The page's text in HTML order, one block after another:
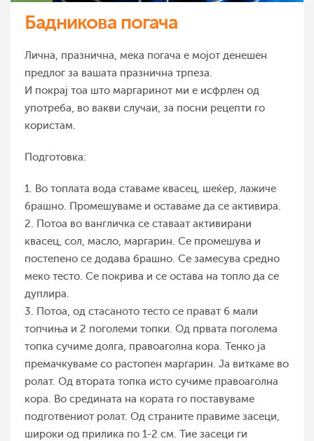
Бадникова погача
Лична, празнична, мека погача е мојот денешен
предлог за вашата празнична трпеза.
И покрај тоа што маргаринот ми е исфрлен од
употреба, во вакви случаи, за посни рецепти го
користам.
Подготовка:
1. Во топлата вода ставаме квасец, шеќер, лажиче
брашно. Промешуваме и оставаме да се активира.
2. Потоа во вангличка се ставаат активирани
квасец, сол, масло, маргарин. Се промешува и
постепено се додава брашно. Се замесува средно
меко тесто. Се покрива и се остава на топло да се
дуплира.
3. Потоа, од стасаното тесто се прават 6 мали
топчиња и 2 поголеми топки. Од првата поголема
топка сучиме долга, правоаголна кора. Тенко ја
премачкуваме со растопен маргарин. Ја виткаме во
ролат. Од втората топка исто сучиме правоаголна
кора. Во средината на кората го поставуваме
подготвениот ролат. Од страните правиме засеци,
широки од прилика по 1-2 см. Тие засеци ги